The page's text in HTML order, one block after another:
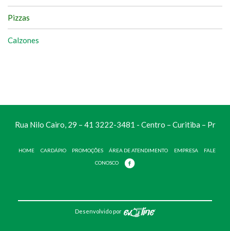
Pizzas
Calzones
Rua Nilo Cairo, 29 – 41 3222-3481 - Centro – Curitiba – Pr
HOME CARDÁPIO PROMOÇÕES ÁREA DE ATENDIMENTO EMPRESA
FALE
CONOSCO
Desenvolvido por